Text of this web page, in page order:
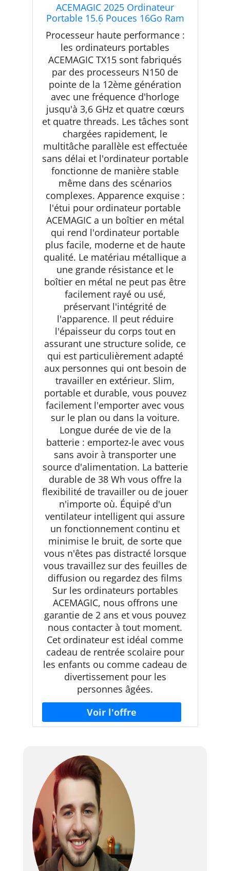
ACEMAGIC 2025 Ordinateur
Portable 15.6 Pouces 16Go Ram
512Go SSD Étendre à 2TB DDR4
3200Mhz Boîtier
Métallique,USB3.2 * 3,BT5.0,Type
C,WiFi,HDMI,5000Mah,PC
Portable Bureau
Processeur haute performance :
les ordinateurs portables
ACEMAGIC TX15 sont fabriqués
par des processeurs N150 de
pointe de la 12ème génération
avec une fréquence d'horloge
jusqu'à 3,6 GHz et quatre cœurs
et quatre threads. Les tâches sont
chargées rapidement, le
multitâche parallèle est effectuée
sans délai et l'ordinateur portable
fonctionne de manière stable
même dans des scénarios
complexes. Apparence exquise :
l'étui pour ordinateur portable
ACEMAGIC a un boîtier en métal
qui rend l'ordinateur portable
plus facile, moderne et de haute
qualité. Le matériau métallique a
une grande résistance et le
boîtier en métal ne peut pas être
facilement rayé ou usé,
préservant l'intégrité de
l'apparence. Il peut réduire
l'épaisseur du corps tout en
assurant une structure solide, ce
qui est particulièrement adapté
aux personnes qui ont besoin de
travailler en extérieur. Slim,
portable et durable, vous pouvez
facilement l'emporter avec vous
sur le plan ou dans la voiture.
Longue durée de vie de la
batterie : emportez-le avec vous
sans avoir à transporter une
source d'alimentation. La batterie
durable de 38 Wh vous offre la
flexibilité de travailler ou de jouer
n'importe où. Équipé d'un
ventilateur intelligent qui assure
un fonctionnement continu et
minimise le bruit, de sorte que
vous n'êtes pas distracté lorsque
vous travaillez sur des feuilles de
diffusion ou regardez des films
Sur les ordinateurs portables
ACEMAGIC, nous offrons une
garantie de 2 ans et vous pouvez
nous contacter à tout moment.
Cet ordinateur est idéal comme
cadeau de rentrée scolaire pour
les enfants ou comme cadeau de
divertissement pour les
personnes âgées.